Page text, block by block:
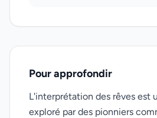
Pour approfondir
L'interprétation des rêves est
exploré par des pionniers